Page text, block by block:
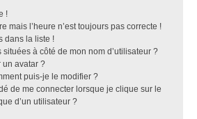
!
mais l’heure n’est toujours pas correcte !
dans la liste !
à côté de mon nom d’utilisateur ?
un avatar ?
puis-je le modifier ?
de me connecter lorsque je clique sur le
d’un utilisateur ?